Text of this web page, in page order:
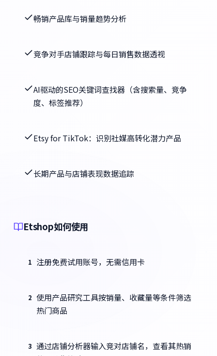
畅销产品库与销量趋势分析
竞争对手店铺跟踪与每日销售数据透视
AI驱动的SEO关键词查找器（含搜索量、竞争
度、标签推荐）
Etsy for TikTok：识别社媒高转化潜力产品
长期产品与店铺表现数据追踪
Etshop如何使用
1 注册免费试用账号，无需信用卡
2 使用产品研究工具按销量、收藏量等条件筛选
热门商品
3 通过店铺分析器输入竞对店铺名，查看其热销